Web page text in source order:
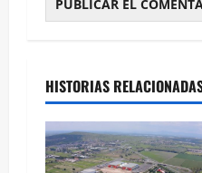
HISTORIAS